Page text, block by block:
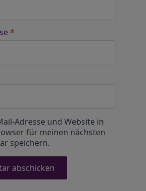
*
Adresse und Website in
für meinen nächsten
speichern.